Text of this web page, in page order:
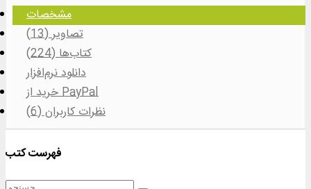
مشخصات
تصاویر (13)
کتاب‌ها (224)
دانلود نرم‌افزار
خرید از PayPal
نظرات کاربران (6)
فهرست کتب